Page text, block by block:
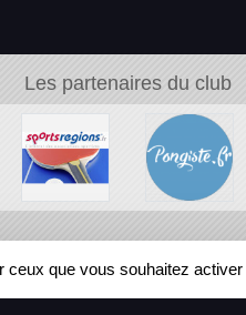
Les partenaires du club
ceux que vous souhaitez activer